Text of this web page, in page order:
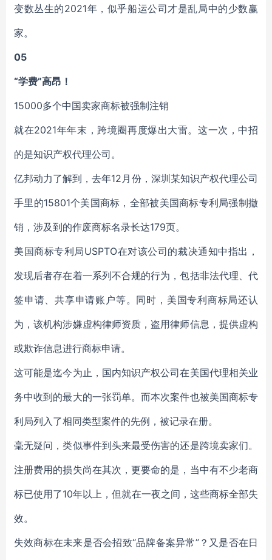
变数丛生的2021年，似乎船运公司才是乱局中的少数赢
家。
05
“学费”高昂！
15000多个中国卖家商标被强制注销
就在2021年年末，跨境圈再度爆出大雷。这一次，中招
的是知识产权代理公司。
亿邦动力了解到，去年12月份，深圳某知识产权代理公司
手里的15801个美国商标，全部被美国商标专利局强制撤
销，涉及到的作废商标名录长达179页。
美国商标专利局USPTO在对该公司的裁决通知中指出，
发现后者存在着一系列不合规的行为，包括非法代理、代
签申请、共享申请账户等。同时，美国专利商标局还认
为，该机构涉嫌虚构律师资质，盗用律师信息，提供虚构
或欺诈信息进行商标申请。
这可能是迄今为止，国内知识产权公司在美国代理相关业
务中收到的最大的一张罚单。而本次案件也被美国商标专
利局列入了相同类型案件的先例，被记录在册。
毫无疑问，类似事件到头来最受伤害的还是跨境卖家们。
注册费用的损失尚在其次，更要命的是，当中有不少老商
标已使用了10年以上，但就在一夜之间，这些商标全部失
效。
失效商标在未来是否会招致“品牌备案异常”？又是否在日